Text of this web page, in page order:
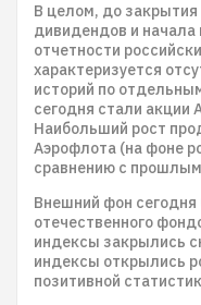
В целом, до
дивидендов и начала
отчетности
характеризуется
историй по
сегодня стали акции
Наибольший рост
Аэрофлота (на фоне
сравнению с
Внешний фон
отечественного
индексы закрылись
индексы открылись
позитивной